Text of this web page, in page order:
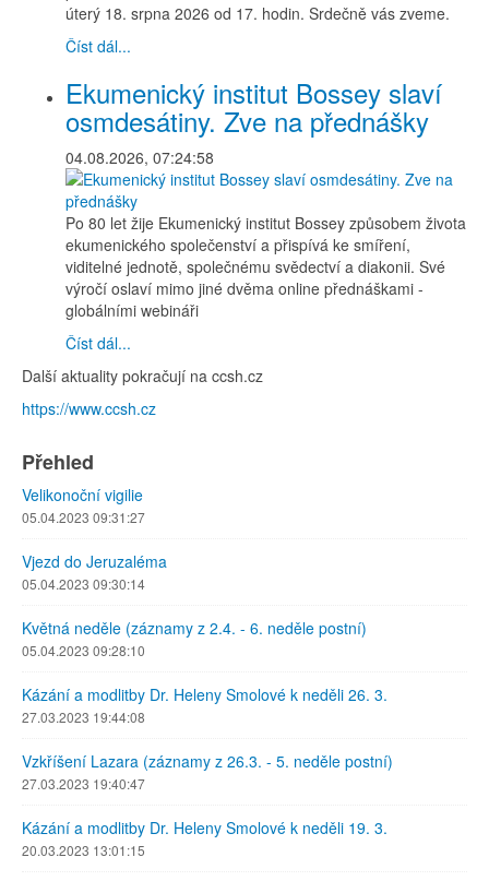
úterý 18. srpna 2026 od 17. hodin. Srdečně vás zveme.
Číst dál...
Ekumenický institut Bossey slaví
osmdesátiny. Zve na přednášky
04.08.2026, 07:24:58
Po 80 let žije Ekumenický institut Bossey způsobem života
ekumenického společenství a přispívá ke smíření,
viditelné jednotě, společnému svědectví a diakonii. Své
výročí oslaví mimo jiné dvěma online přednáškami -
globálními webináři
Číst dál...
Další aktuality pokračují na ccsh.cz
https://www.ccsh.cz
Přehled
Velikonoční vigilie
05.04.2023 09:31:27
Vjezd do Jeruzaléma
05.04.2023 09:30:14
Květná neděle (záznamy z 2.4. - 6. neděle postní)
05.04.2023 09:28:10
Kázání a modlitby Dr. Heleny Smolové k neděli 26. 3.
27.03.2023 19:44:08
Vzkříšení Lazara (záznamy z 26.3. - 5. neděle postní)
27.03.2023 19:40:47
Kázání a modlitby Dr. Heleny Smolové k neděli 19. 3.
20.03.2023 13:01:15